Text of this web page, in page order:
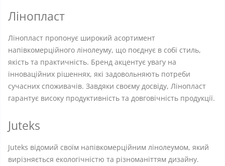
Лінопласт
Лінопласт пропонує широкий асортимент
напівкомерційного лінолеуму, що поєднує в собі стиль,
якість та практичність. Бренд акцентує увагу на
інноваційних рішеннях, які задовольняють потреби
сучасних споживачів. Завдяки своєму досвіду, Лінопласт
гарантує високу продуктивність та довговічність продукції.
Juteks
Juteks відомий своїм напівкомерційним лінолеумом, який
вирізняється екологічністю та різноманіттям дизайну.